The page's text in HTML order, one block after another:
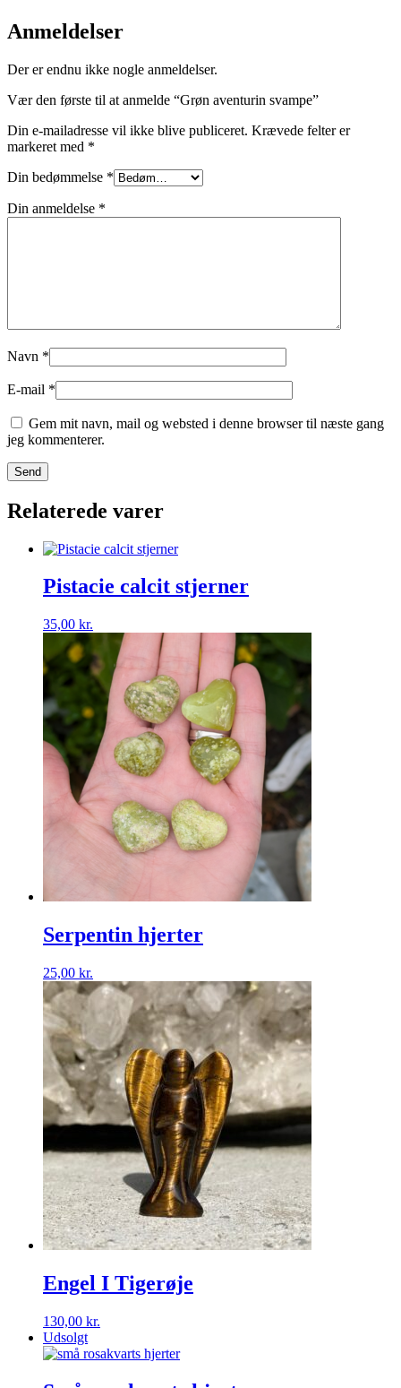
Anmeldelser
Der er endnu ikke nogle anmeldelser.
Vær den første til at anmelde “Grøn aventurin svampe”
Din e-mailadresse vil ikke blive publiceret. Krævede felter er
markeret med *
Din bedømmelse *
Din anmeldelse *
Navn *
E-mail *
Gem mit navn, mail og websted i denne browser til næste gang
jeg kommenterer.
Relaterede varer
Pistacie calcit stjerner
35,00 kr.
Serpentin hjerter
25,00 kr.
Engel I Tigerøje
130,00 kr.
Udsolgt